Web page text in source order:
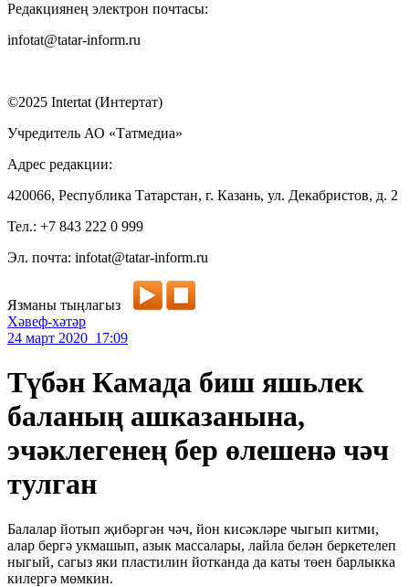
Редакциянең электрон почтасы:
infotat@tatar-inform.ru
©2025 Intertat (Интертат)
Учредитель АО «Татмедиа»
Адрес редакции:
420066, Республика Татарстан, г. Казань, ул. Декабристов, д. 2
Тел.: +7 843 222 0 999
Эл. почта: infotat@tatar-inform.ru
Язманы тыңлагыз
Хәвеф-хәтәр
24 март 2020 17:09
Түбән Камада биш яшьлек
баланың ашказанына,
эчәклегенең бер өлешенә чәч
тулган
Балалар йотып җибәргән чәч, йон кисәкләре чыгып китми,
алар бергә укмашып, азык массалары, лайла белән беркетелеп
ныгый, сагыз яки пластилин йотканда да каты төен барлыкка
килергә мөмкин.